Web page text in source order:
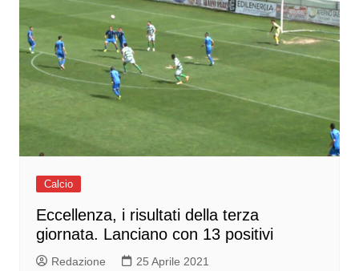
Calcio
Eccellenza, i risultati della terza
giornata. Lanciano con 13 positivi
Redazione 25 Aprile 2021